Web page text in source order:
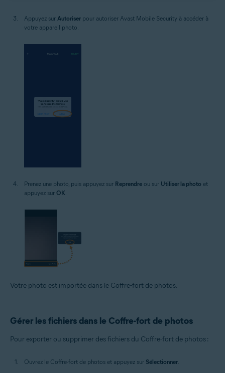
Appuyez sur Autoriser pour autoriser Avast Mobile Security à accéder à
votre appareil photo.
Prenez une photo, puis appuyez sur Reprendre ou sur Utiliser la photo et
appuyez sur OK.
Votre photo est importée dans le Coffre-fort de photos.
Gérer les fichiers dans le Coffre-fort de photos
Pour exporter ou supprimer des fichiers du Coffre-fort de photos :
Ouvrez le Coffre-fort de photos et appuyez sur Sélectionner.